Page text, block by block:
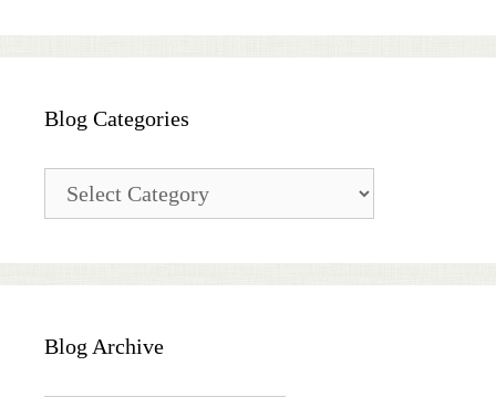
Blog Categories
Categories
Blog Archive